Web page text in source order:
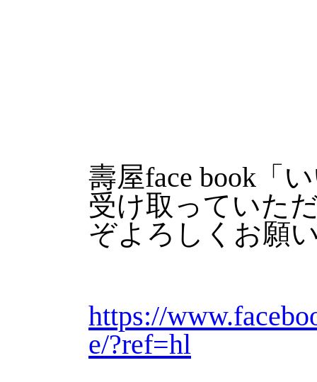
壽屋face book「
受け取っていた
ぞよろしくお願
https://
e/?ref=hl